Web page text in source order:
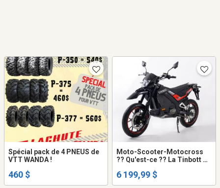
Spécial pack de 4 PNEUS de
VTT WANDA !
460 $
Moto-Scooter-Motocross
?? Qu'est-ce ?? La Tinbott de
perfomante, fiable et durable
!
6 199,99 $